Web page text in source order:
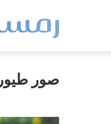
صور طيور